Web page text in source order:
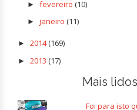
► fevereiro (10)
► janeiro (11)
► 2014(169)
► 2013 (17)
Mais
Foi para isto